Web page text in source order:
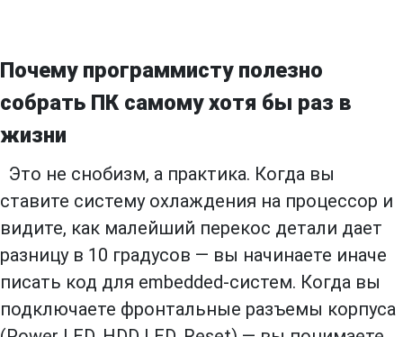
Почему программисту полезно
собрать ПК самому хотя бы раз в
жизни
Это не снобизм, а практика. Когда вы
ставите систему охлаждения на процессор и
видите, как малейший перекос детали дает
разницу в 10 градусов — вы начинаете иначе
писать код для embedded-систем. Когда вы
подключаете фронтальные разъемы корпуса